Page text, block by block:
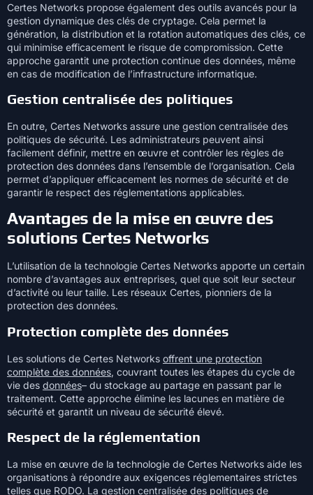
Certes Networks propose également des outils avancés pour la
gestion dynamique des clés de cryptage. Cela permet la
génération, la distribution et la rotation automatiques des clés, ce
qui minimise efficacement le risque de compromission. Cette
approche garantit une protection continue des données, même
en cas de modification de l’infrastructure informatique.
Gestion centralisée des politiques
En outre, Certes Networks assure une gestion centralisée des
politiques de sécurité. Les administrateurs peuvent ainsi
facilement définir, mettre en œuvre et contrôler les règles de
protection des données dans l’ensemble de l’organisation. Cela
permet d’appliquer efficacement les normes de sécurité et de
garantir le respect des réglementations applicables.
Avantages de la mise en œuvre des
solutions Certes Networks
L’utilisation de la technologie Certes Networks apporte un certain
nombre d’avantages aux entreprises, quel que soit leur secteur
d’activité ou leur taille. Les réseaux Certes, pionniers de la
protection des données.
Protection complète des données
Les solutions de Certes Networks offrent une protection
complète des données, couvrant toutes les étapes du cycle de
vie des données– du stockage au partage en passant par le
traitement. Cette approche élimine les lacunes en matière de
sécurité et garantit un niveau de sécurité élevé.
Respect de la réglementation
La mise en œuvre de la technologie de Certes Networks aide les
organisations à répondre aux exigences réglementaires strictes
telles que RODO. La gestion centralisée des politiques de